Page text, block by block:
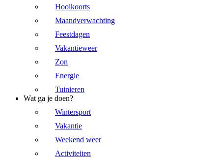
Hooikoorts
Maandverwachting
Feestdagen
Vakantieweer
Zon
Energie
Tuinieren
Wat ga je doen?
Wintersport
Vakantie
Weekend weer
Activiteiten